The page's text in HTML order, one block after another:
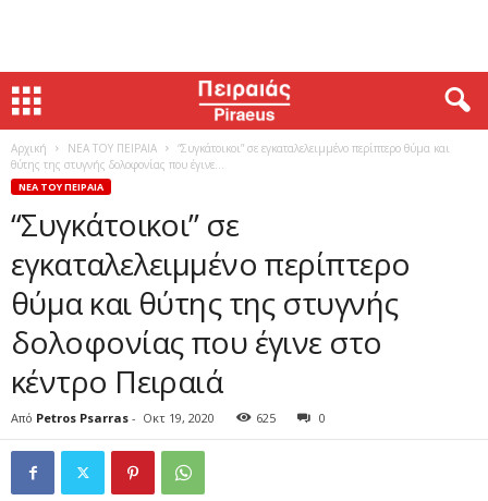
Αρχική ΝΕΑ ΤΟΥ ΠΕΙΡΑΙΑ
“Συγκάτοικοι” σε εγκαταλελειμμένο περίπτερο θύμα και
θύτης της στυγνής δολοφονίας που έγινε...
ΝΕΑ ΤΟΥ ΠΕΙΡΑΙΑ
“Συγκάτοικοι” σε
εγκαταλελειμμένο περίπτερο
θύμα και θύτης της στυγνής
δολοφονίας που έγινε στο
κέντρο Πειραιά
Από Petros Psarras - Οκτ 19, 2020 625 0